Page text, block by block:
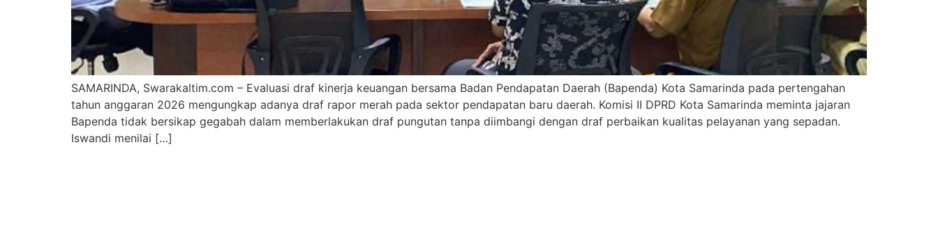
SAMARINDA, Swarakaltim.com – Evaluasi draf kinerja keuangan bersama Badan Pendapatan Daerah (Bapenda) Kota Samarinda pada pertengahan
tahun anggaran 2026 mengungkap adanya draf rapor merah pada sektor pendapatan baru daerah. Komisi II DPRD Kota Samarinda meminta jajaran
Bapenda tidak bersikap gegabah dalam memberlakukan draf pungutan tanpa diimbangi dengan draf perbaikan kualitas pelayanan yang sepadan.
Iswandi menilai […]